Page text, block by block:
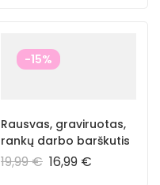
-15%
Rausvas, graviruotas,
rankų darbo barškutis
19,99€ 16,99 €